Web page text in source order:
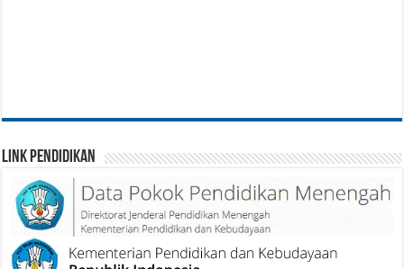
Link Pendidikan